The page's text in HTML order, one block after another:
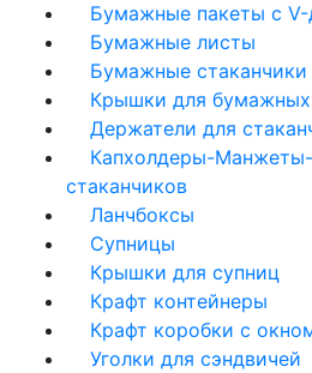
Бумажные пакеты с
Бумажные листы
Бумажные стаканчики
Крышки для бумажных
Держатели для
Капхолдеры-
стаканчиков
Ланчбоксы
Супницы
Крышки для супниц
Крафт контейнеры
Крафт коробки с
Уголки для сэндвичей